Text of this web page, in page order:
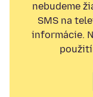
nebudeme
SMS na
informácie.